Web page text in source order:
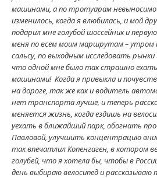
машинами, а по тротуарам невыносимо
изменилось, когда я влюбилась, и мой
подарил мне голубой шоссейник и
меня по всем моим маршрутам – утром
сальсу, по выходным исследовать
что одной мне было так страшно
машинами! Когда я привыкла и
на дороге, так же как и водитель
нет транспорта лучше, и теперь
меняется жизнь, когда ездишь на
уехать в ближайший парк, обогнать
Павловой, улучшить концентрацию
так впечатлил Копенгаген, в котором
голубей, что я хотела бы, чтобы в
день выбираю велосипед и рассказываю